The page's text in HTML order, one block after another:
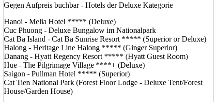
Gegen Aufpreis buchbar - Hotels der Deluxe Kategorie
Hanoi - Melia Hotel ***** (Deluxe)
Cuc Phuong - Deluxe Bungalow im Nationalpark
Cat Ba Island - Cat Ba Sunrise Resort ***** (Superior or Deluxe)
Halong - Heritage Line Halong ***** (Ginger Superior)
Danang - Hyatt Regency Resort ***** (Hyatt Guest Room)
Hue - The Pilgrimage Village ****+ (Deluxe)
Saigon - Pullman Hotel ***** (Superior)
Cat Tien National Park (Forest Floor Lodge - Deluxe Tent/Forest
House/Garden House)